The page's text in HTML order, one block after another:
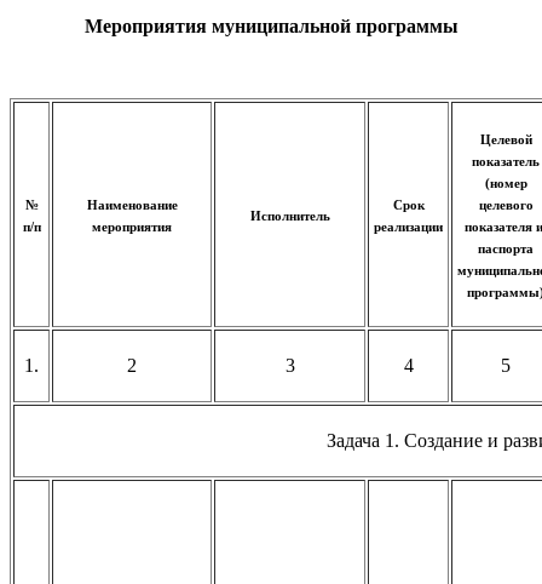
Мероприятия муниципальной программы
№
п/п
Наименование
мероприятия
Исполнитель
Срок
реализации
Целевой
показатель
(номер
целевого
показателя
паспорта
1. 2 3 4 5
Задача 1. Создание и